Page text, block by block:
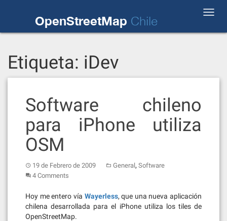
OpenStreetMap Chile
Etiqueta: iDev
Software chileno
para iPhone utiliza
OSM
19 de Febrero de 2009 General, Software
4 Comments
Hoy me entero vía Wayerless, que una nueva aplicación
chilena desarrollada para el iPhone utiliza los tiles de
OpenStreetMap.